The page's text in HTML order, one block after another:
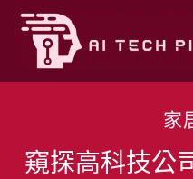
Skip
content
家
窺探高科技公